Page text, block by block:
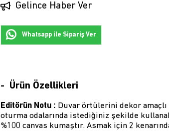
Gelince Haber Ver
Whatsapp ile Sipariş Ver
Ürün Özellikleri
Editörün Notu : Duvar örtülerini dekor amaçlı
oturma odalarında istediğiniz şekilde
%100 canvas kumaştır. Asmak için 2